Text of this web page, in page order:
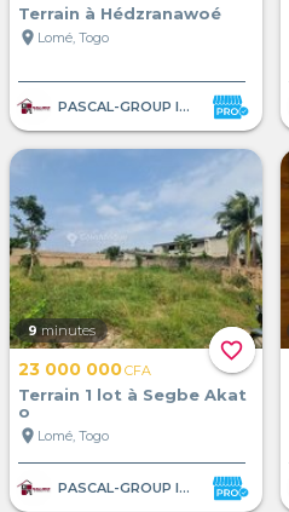
Terrain à Hédzranawoé
location_on Lomé, Togo
PASCAL-GROUP IMMOBILIER
favorite_border
9 minutes
23 000 000CFA
Terrain 1 lot à Segbe Akat
o
location_on Lomé, Togo
PASCAL-GROUP IMMOBILIER